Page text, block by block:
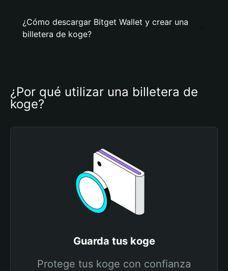
¿Cómo descargar Bitget Wallet y crear una
billetera de koge?
¿Por qué utilizar una billetera de
koge?
Guarda tus koge
Protege tus koge con confianza